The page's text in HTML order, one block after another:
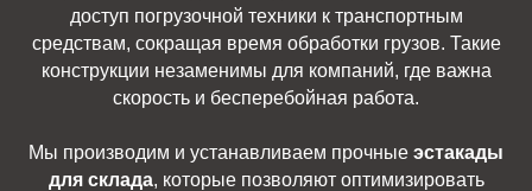
доступ погрузочной техники к транспортным
средствам, сокращая время обработки грузов. Такие
конструкции незаменимы для компаний, где важна
скорость и бесперебойная работа.
Мы производим и устанавливаем прочные эстакады
для склада, которые позволяют оптимизировать